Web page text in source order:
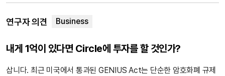
연구자 의견
내게 1억이 있다면 Circle에 투자를 할 것인가?
삽니다. 최근 미국에서 통과된 GENIUS Act는 단순한 암호화폐 규제